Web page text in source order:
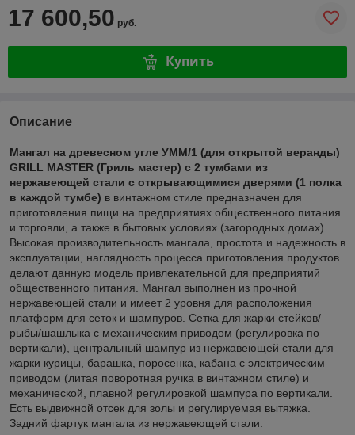
17 600,50 руб.
Купить
Описание
Мангал на древесном угле УММ/1 (для открытой веранды)
GRILL MASTER (Гриль мастер) с 2 тумбами из
нержавеющей стали с открывающимися дверями (1 полка
в каждой тумбе) в винтажном стиле предназначен для
приготовления пищи на предприятиях общественного питания
и торговли, а также в бытовых условиях (загородных домах).
Высокая производительность мангала, простота и надежность в
эксплуатации, наглядность процесса приготовления продуктов
делают данную модель привлекательной для предприятий
общественного питания. Мангал выполнен из прочной
нержавеющей стали и имеет 2 уровня для расположения
платформ для сеток и шампуров. Сетка для жарки стейков/
рыбы/шашлыка с механическим приводом (регулировка по
вертикали), центральный шампур из нержавеющей стали для
жарки курицы, барашка, поросенка, кабана с электрическим
приводом (литая поворотная ручка в винтажном стиле) и
механической, плавной регулировкой шампура по вертикали.
Есть выдвижной отсек для золы и регулируемая вытяжка.
Задний фартук мангала из нержавеющей стали.